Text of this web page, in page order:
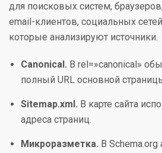
для поисковых систем,
email-клиентов, социальных
которые анализируют источники.
Canonical. В rel=»canonical»
полный URL основной
Sitemap.xml. В карте сайта
адреса страниц.
Микроразметка. В